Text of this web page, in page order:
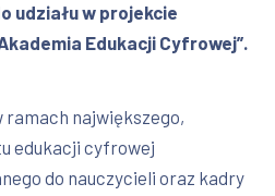
udziału w projekcie
Edukacji Cyfrowej”.
największego,
edukacji cyfrowej
do nauczycieli oraz kadry